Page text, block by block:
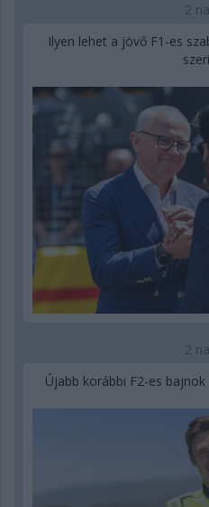
2
Ilyen lehet a jövő F1-es
2
Újabb korábbi F2-es